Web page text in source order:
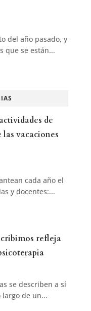
del año pasado, y
que se están...
de
vacaciones
cada año el
y docentes:...
refleja
se describen a sí
de un...